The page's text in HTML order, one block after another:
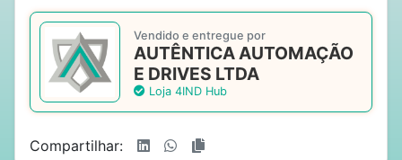
Vendido e entregue por
AUTÊNTICA AUTOMAÇÃO
E DRIVES LTDA
Loja 4IND Hub
Compartilhar: